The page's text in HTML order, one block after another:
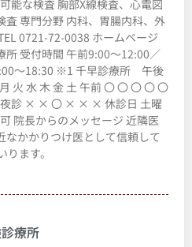
能な検査 胸部X線検査、心電図
専門分野 内科、胃腸内科、外
0721-72-0038 ホームページ
所 受付時間 午前9:00～12:00／
～18:30 ※1 千早診療所 午後
火 水 木 金 土 午前 〇 〇 〇 〇 〇
診 × × 〇 × × × 休診日 土曜
院長からのメッセージ 近隣医
かかりつけ医として信頼して
ます。
療所